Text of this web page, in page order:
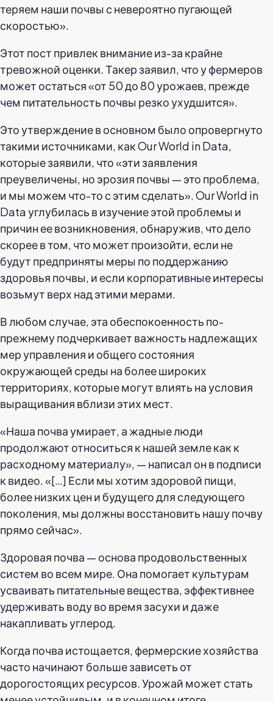
теряем наши почвы с невероятно пугающей
скоростью».
Этот пост привлек внимание из-за крайне
тревожной оценки. Такер заявил, что у фермеров
может остаться «от 50 до 80 урожаев, прежде
чем питательность почвы резко ухудшится».
Это утверждение в основном было опровергнуто
такими источниками, как Our World in Data,
которые заявили, что «эти заявления
преувеличены, но эрозия почвы — это проблема,
и мы можем что-то с этим сделать». Our World in
Data углубилась в изучение этой проблемы и
причин ее возникновения, обнаружив, что дело
скорее в том, что может произойти, если не
будут предприняты меры по поддержанию
здоровья почвы, и если корпоративные интересы
возьмут верх над этими мерами.
В любом случае, эта обеспокоенность по-
прежнему подчеркивает важность надлежащих
мер управления и общего состояния
окружающей среды на более широких
территориях, которые могут влиять на условия
выращивания вблизи этих мест.
«Наша почва умирает, а жадные люди
продолжают относиться к нашей земле как к
расходному материалу», — написал он в подписи
к видео. «[…] Если мы хотим здоровой пищи,
более низких цен и будущего для следующего
поколения, мы должны восстановить нашу почву
прямо сейчас».
Здоровая почва — основа продовольственных
систем во всем мире. Она помогает культурам
усваивать питательные вещества, эффективнее
удерживать воду во время засухи и даже
накапливать углерод.
Когда почва истощается, фермерские хозяйства
часто начинают больше зависеть от
дорогостоящих ресурсов. Урожай может стать